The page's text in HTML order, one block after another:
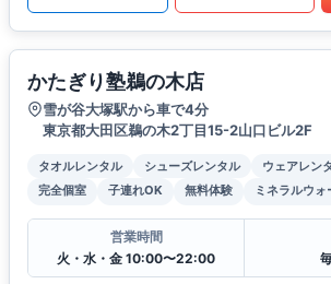
かたぎり塾鵜の木店
雪が谷大塚駅から車で4分
東京都大田区鵜の木2丁目15-2山口ビル2F
タオルレンタル シューズレンタル ウェアレン
完全個室
子連れOK 無料体験 ミネラルウォ
営業時間
火・水・金 10:00〜22:00